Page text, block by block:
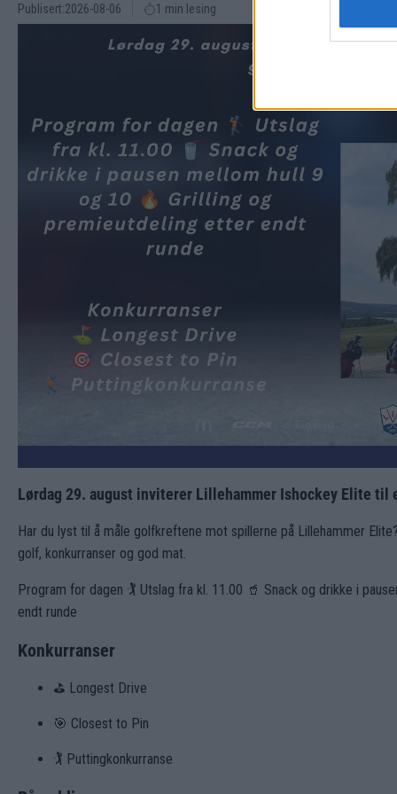
Publisert:2026-08-06 1 min lesing
Lørdag 29. august inviterer Lillehammer Ishockey Elite
Har du lyst til å måle golfkreftene mot spillerne på Lillehammer
golf, konkurranser og god mat.
Program for dagen 🏌️ Utslag fra kl. 11.00 🥤 Snack og drikke i
endt runde
Konkurranser
⛳ Longest Drive
🎯 Closest to Pin
🏌️ Puttingkonkurranse